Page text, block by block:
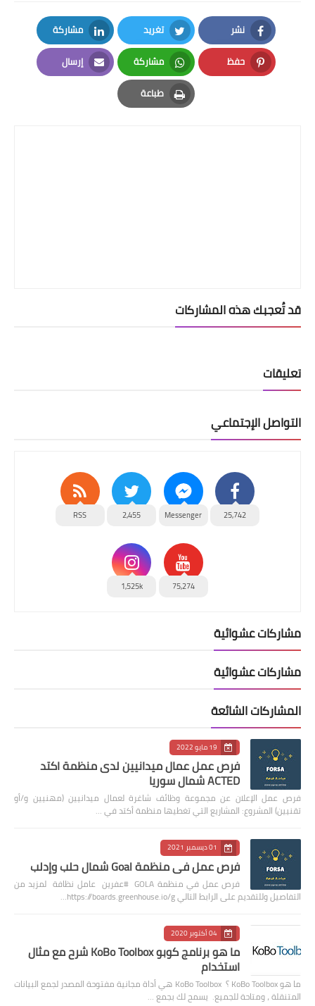
نشر
Facebook
تغريد
Twitter
مشاركة
LinkedIn
حفظ
Pinterest
مشاركة
Whatsapp
إرسال
Email
طباعة
Print
قد تُعجبك هذه المشاركات
تعليقات
التواصل الإجتماعي
25,742
Messenger
2,455
RSS
75,274
1,525k
مشاركات عشوائية
مشاركات عشوائية
المشاركات الشائعة
19 مايو 2022
فرص عمل عمال ميدانيين لدى منظمة اكتد
ACTED شمال سوريا
فرص عمل الإعلان عن مجموعة وظائف شاغرة لعمال ميدانيين (مهنيين و/أو
تقنيين) المشروع: المشاريع التي تغطيها منظمة أكتد في …
01 ديسمبر 2021
فرص عمل في منظمة Goal شمال حلب وإدلب
فرص عمل في منظمة GOLA #عفرين عامل نظافة لمزيد من
التفاصيل وللتقديم على الرابط التالي https://boards.greenhouse.io/g…
04 أكتوبر 2020
ما هو برنامج كوبو KoBo Toolbox شرح مع مثال
استخدام
ما هو KoBo Toolbox ؟ KoBo Toolbox هي أداة مجانية مفتوحة المصدر لجمع البيانات
المتنقلة ، ومتاحة للجميع. يسمح لك بجمع …